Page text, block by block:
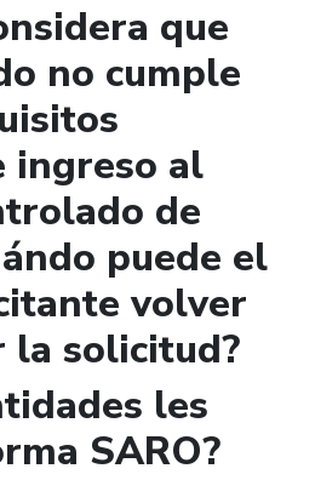
que
no cumple
ingreso al
de
puede el
volver
la solicitud?
les
SARO?